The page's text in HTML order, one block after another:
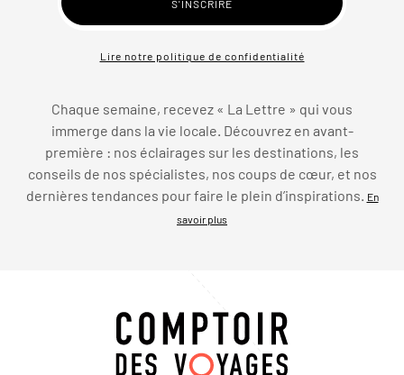
Lire notre politique de confidentialité
Chaque semaine, recevez « La Lettre » qui vous
immerge dans la vie locale. Découvrez en avant-
première : nos éclairages sur les destinations, les
conseils de nos spécialistes, nos coups de cœur, et nos
dernières tendances pour faire le plein d’inspirations. En
savoir plus